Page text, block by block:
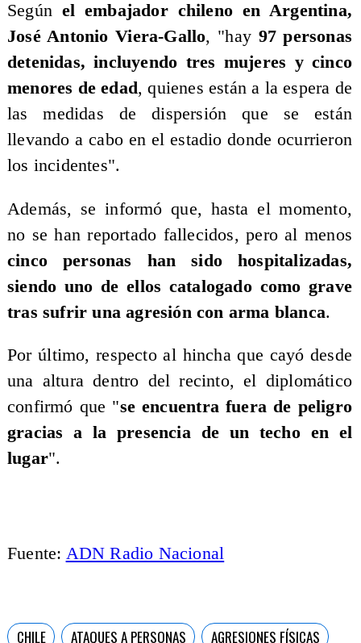
Según el embajador chileno en Argentina,
José Antonio Viera-Gallo, "hay 97 personas
detenidas, incluyendo tres mujeres y cinco
menores de edad, quienes están a la espera de
las medidas de dispersión que se están
llevando a cabo en el estadio donde ocurrieron
los incidentes".
Además, se informó que, hasta el momento,
no se han reportado fallecidos, pero al menos
cinco personas han sido hospitalizadas,
siendo uno de ellos catalogado como grave
tras sufrir una agresión con arma blanca.
Por último, respecto al hincha que cayó desde
una altura dentro del recinto, el diplomático
confirmó que "se encuentra fuera de peligro
gracias a la presencia de un techo en el
lugar".
Fuente: ADN Radio Nacional
CHILE ATAQUES A PERSONAS AGRESIONES FÍSICAS